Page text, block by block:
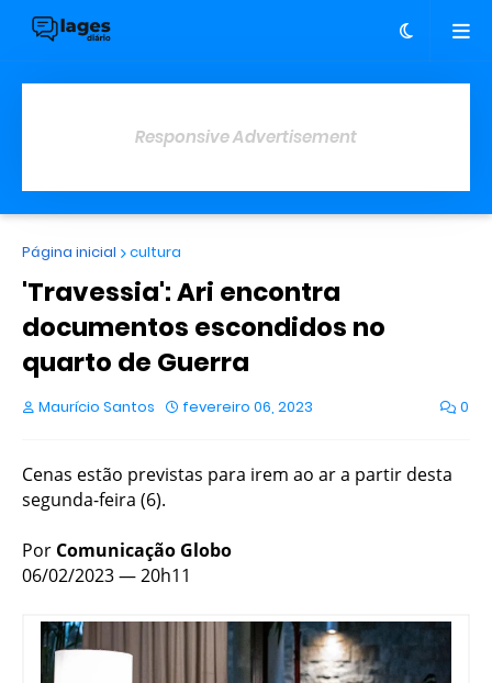
Responsive Advertisement
Página inicial cultura
'Travessia': Ari encontra
documentos escondidos no
quarto de Guerra
Maurício Santos fevereiro 06, 2023 0
Cenas estão previstas para irem ao ar a partir desta
segunda-feira (6).
Por Comunicação Globo
06/02/2023 — 20h11